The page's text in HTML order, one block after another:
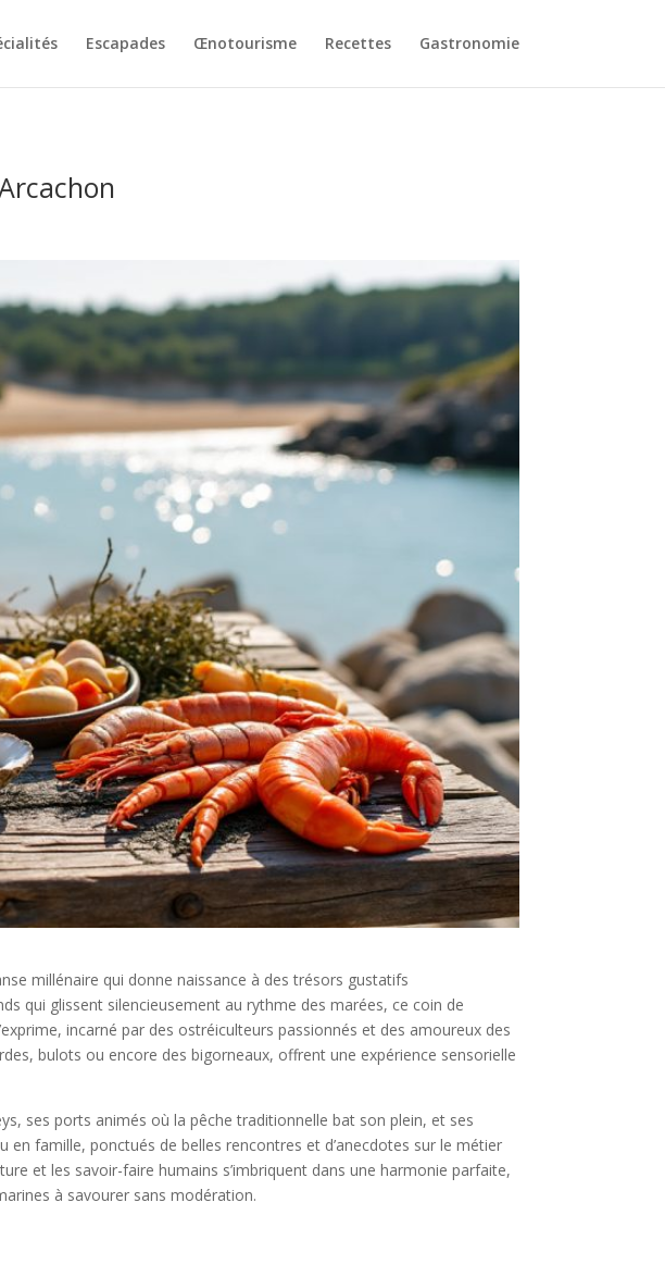
Escapades Œnotourisme Recettes Gastronomie
millénaire qui donne naissance à des trésors gustatifs
qui glissent silencieusement au rythme des marées, ce coin de
incarné par des ostréiculteurs passionnés et des amoureux des
bulots ou encore des bigorneaux, offrent une expérience sensorielle
ses ports animés où la pêche traditionnelle bat son plein, et ses
famille, ponctués de belles rencontres et d’anecdotes sur le métier
et les savoir-faire humains s’imbriquent dans une harmonie parfaite,
à savourer sans modération.